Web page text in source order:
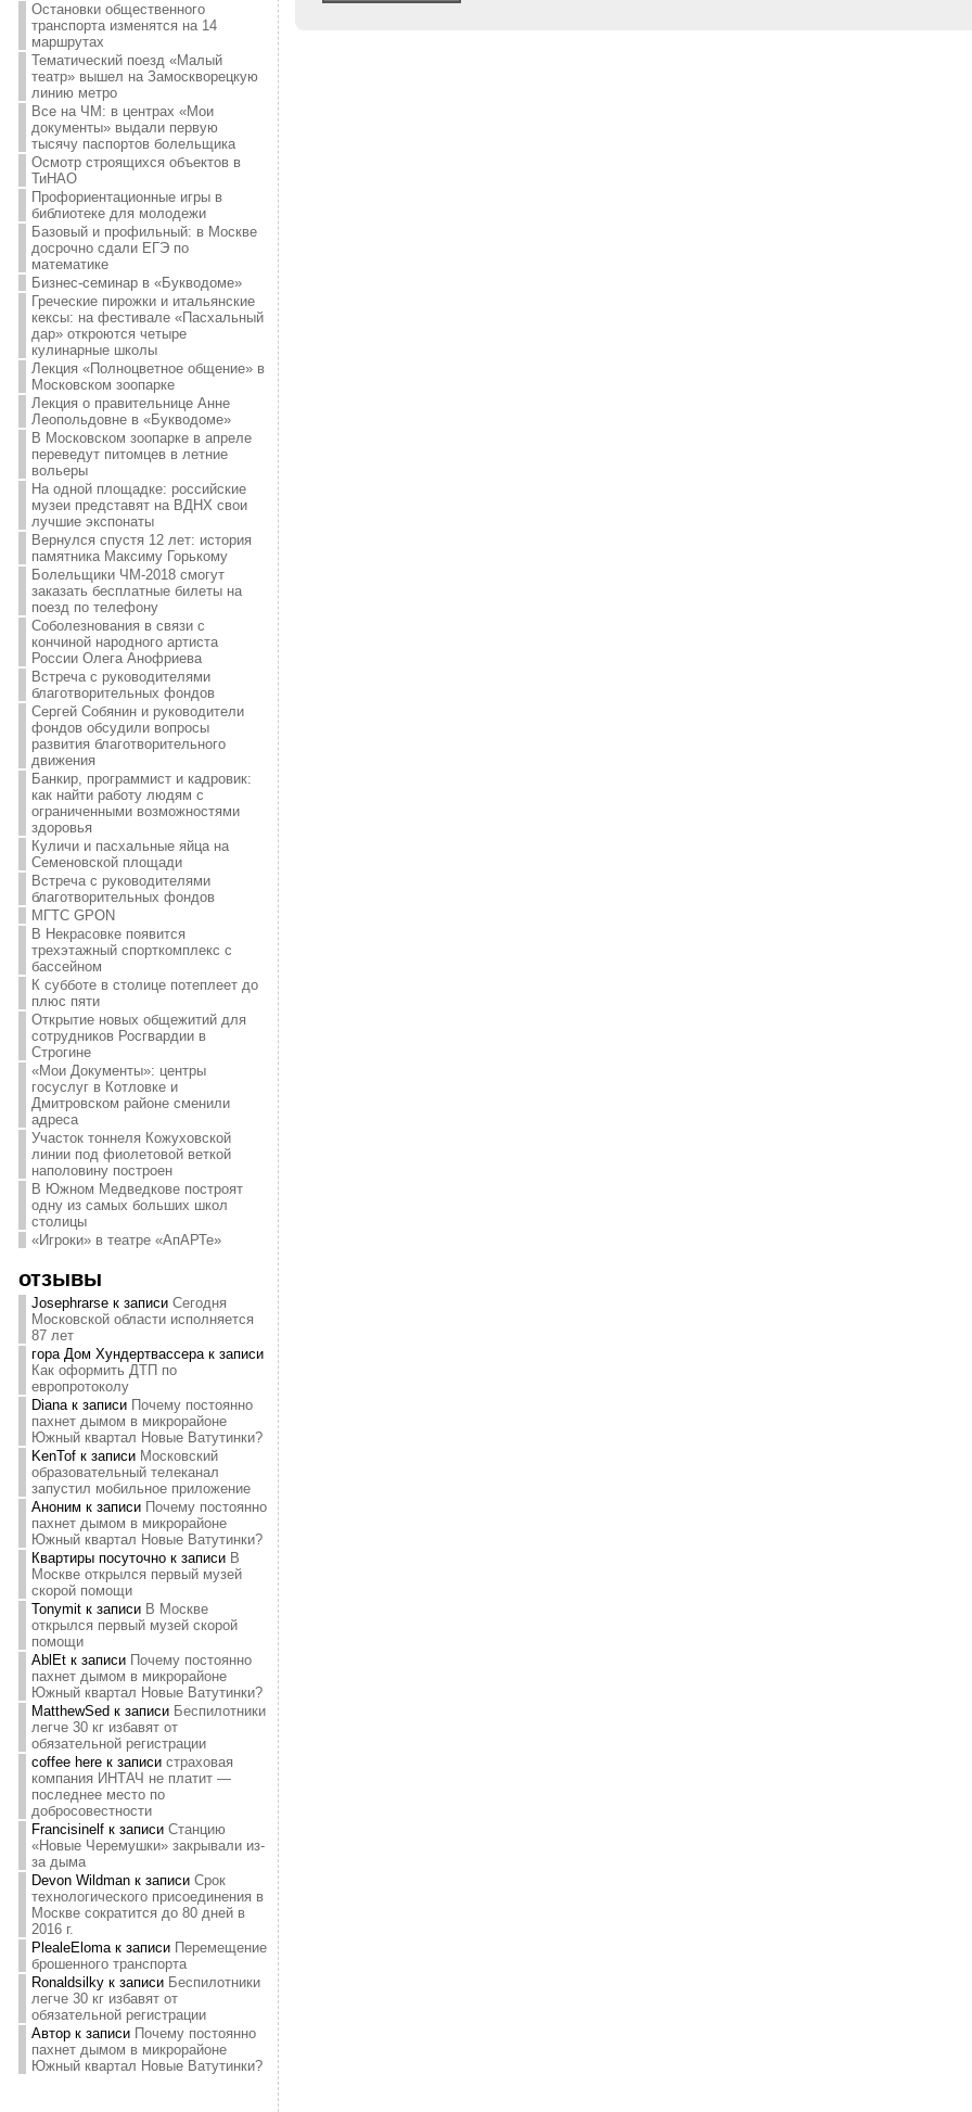
Остановки общественного
транспорта изменятся на 14
маршрутах
Тематический поезд «Малый
театр» вышел на Замоскворецкую
линию метро
Все на ЧМ: в центрах «Мои
документы» выдали первую
тысячу паспортов болельщика
Осмотр строящихся объектов в
ТиНАО
Профориентационные игры в
библиотеке для молодежи
Базовый и профильный: в Москве
досрочно сдали ЕГЭ по
математике
Бизнес-семинар в «Букводоме»
Греческие пирожки и итальянские
кексы: на фестивале «Пасхальный
дар» откроются четыре
кулинарные школы
Лекция «Полноцветное общение» в
Московском зоопарке
Лекция о правительнице Анне
Леопольдовне в «Букводоме»
В Московском зоопарке в апреле
переведут питомцев в летние
вольеры
На одной площадке: российские
музеи представят на ВДНХ свои
лучшие экспонаты
Вернулся спустя 12 лет: история
памятника Максиму Горькому
Болельщики ЧМ-2018 смогут
заказать бесплатные билеты на
поезд по телефону
Соболезнования в связи с
кончиной народного артиста
России Олега Анофриева
Встреча с руководителями
благотворительных фондов
Сергей Собянин и руководители
фондов обсудили вопросы
развития благотворительного
движения
Банкир, программист и кадровик:
как найти работу людям с
ограниченными возможностями
здоровья
Куличи и пасхальные яйца на
Семеновской площади
Встреча с руководителями
благотворительных фондов
МГТС GPON
В Некрасовке появится
трехэтажный спорткомплекс с
бассейном
К субботе в столице потеплеет до
плюс пяти
Открытие новых общежитий для
сотрудников Росгвардии в
Строгине
«Мои Документы»: центры
госуслуг в Котловке и
Дмитровском районе сменили
адреса
Участок тоннеля Кожуховской
линии под фиолетовой веткой
наполовину построен
В Южном Медведкове построят
одну из самых больших школ
столицы
«Игроки» в театре «АпАРТе»
отзывы
Josephrarseк записи Сегодня
Московской области исполняется
87 лет
гора Дом Хундертвассерак записи
Как оформить ДТП по
европротоколу
Dianaк записи Почему постоянно
пахнет дымом в микрорайоне
Южный квартал Новые Ватутинки?
KenTofк записи Московский
образовательный телеканал
запустил мобильное приложение
Аноним к записи Почему постоянно
пахнет дымом в микрорайоне
Южный квартал Новые Ватутинки?
Квартиры посуточнок записи В
Москве открылся первый музей
скорой помощи
Tonymitк записи В Москве
открылся первый музей скорой
помощи
AblEtк записи Почему постоянно
пахнет дымом в микрорайоне
Южный квартал Новые Ватутинки?
MatthewSed к записи Беспилотники
легче 30 кг избавят от
обязательной регистрации
coffee hereк записи страховая
компания ИНТАЧ не платит —
последнее место по
добросовестности
Francisinelfк записи Станцию
«Новые Черемушки» закрывали из-
за дыма
Devon Wildmanк записи Срок
технологического присоединения в
Москве сократится до 80 дней в
2016 г.
PlealeElomaк записи Перемещение
брошенного транспорта
Ronaldsilkyк записи Беспилотники
легче 30 кг избавят от
обязательной регистрации
Авторк записи Почему постоянно
пахнет дымом в микрорайоне
Южный квартал Новые Ватутинки?